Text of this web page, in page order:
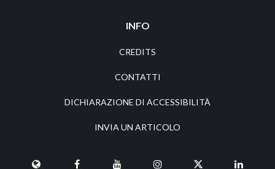
INFO
CREDITS
CONTATTI
DICHIARAZIONE DI ACCESSIBILITÀ
INVIA UN ARTICOLO